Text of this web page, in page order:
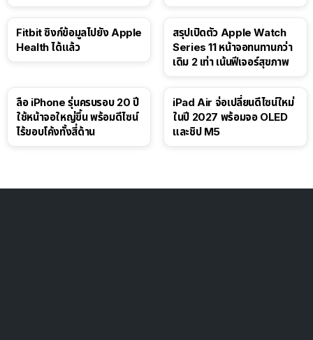
Fitbit ซิงก์ข้อมูลไปยัง Apple
Health ได้แล้ว
สรุปเปิดตัว Apple Watch
Series 11 หน้าจอทนทานกว่า
เดิม 2 เท่า เน้นฟีเจอร์สุขภาพ
ลือ iPhone รุ่นครบรอบ 20 ปี
ใช้หน้าจอใหญ่ขึ้น พร้อมดีไซน์
ไร้ขอบโค้งทั้งสี่ด้าน
iPad Air จ่อเปลี่ยนดีไซน์ใหม่
ในปี 2027 พร้อมจอ OLED
และชิป M5